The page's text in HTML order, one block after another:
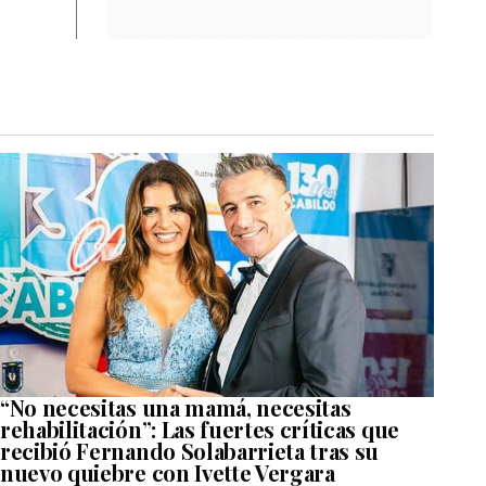
“No necesitas una mamá, necesitas
rehabilitación”: Las fuertes críticas que
recibió Fernando Solabarrieta tras su
nuevo quiebre con Ivette Vergara